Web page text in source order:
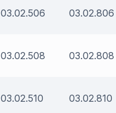
03.02.506 03.02.806
03.02.508 03.02.808
03.02.510 03.02.810